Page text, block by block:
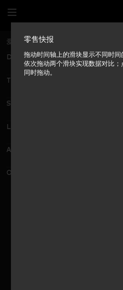
零售快报
拖动时间轴上的滑块显示不同时间
依次拖动两个滑块实现数据对比
同时拖动。
爱尔兰
Dunnes
SuperValu
Lidl
Aldi
Other Outlets